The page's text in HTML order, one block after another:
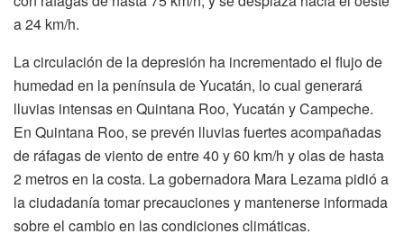
a 24 km/h.
La circulación de la depresión ha incrementado el flujo de
humedad en la península de Yucatán, lo cual generará
lluvias intensas en Quintana Roo, Yucatán y Campeche.
En Quintana Roo, se prevén lluvias fuertes acompañadas
de ráfagas de viento de entre 40 y 60 km/h y olas de hasta
2 metros en la costa. La gobernadora Mara Lezama pidió a
la ciudadanía tomar precauciones y mantenerse informada
sobre el cambio en las condiciones climáticas.